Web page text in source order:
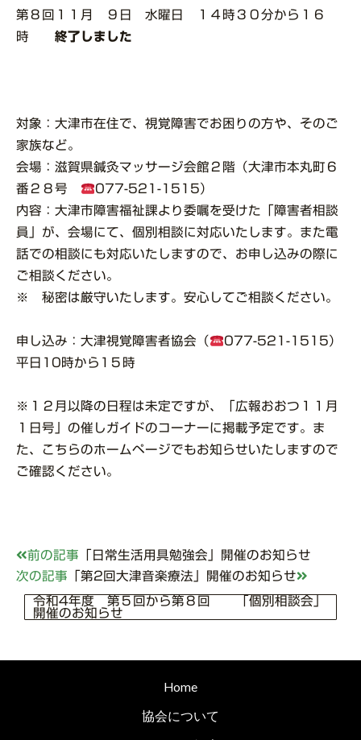
第８回１１月 ９日 水曜日 １４時３０分から１６
時 終了しました
対象：大津市在住で、視覚障害でお困りの方や、そのご
家族など。
会場：滋賀県鍼灸マッサージ会館２階（大津市本丸町６
番２８号
077-521-1515）
内容：大津市障害福祉課より委嘱を受けた「障害者相談
員」が、会場にて、個別相談に対応いたします。また電
話での相談にも対応いたしますので、お申し込みの際に
ご相談ください。
※
秘密は厳守いたします。安心してご相談ください。
申し込み：大津視覚障害者協会（
077-521-1515）
平日10時から1５時
※１２月以降の日程は未定ですが、「広報おおつ１１月
１日号」の催しガイドのコーナーに掲載予定です。ま
た、こちらのホームページでもお知らせいたしますので
ご確認ください。
前の記事 「日常生活用具勉強会」開催のお知らせ
次の記事 「第2回大津音楽療法」開催のお知らせ
令和4年度 第５回から第８回 「個別相談会」
開催のお知らせ
Home
協会について